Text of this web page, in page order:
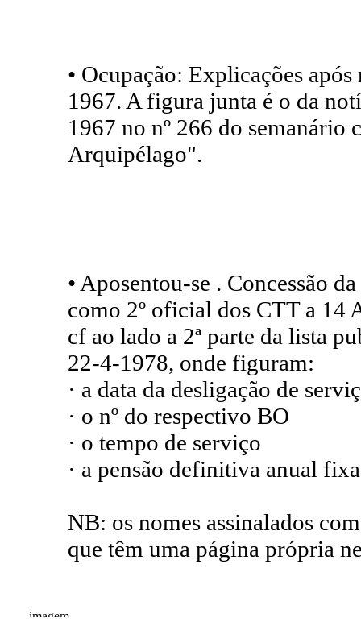
• Ocupação: Explicações
1967. A figura junta é o da
1967 no nº 266 do semanário
Arquipélago".
• Aposentou-se . Concessão
como 2º oficial dos CTT a 14
cf ao lado a 2ª parte da lista
22-4-1978, onde figuram:
· a data da desligação de
· o nº do respectivo BO
· o tempo de serviço
· a pensão definitiva anual
NB: os nomes assinalados
que têm uma página própria